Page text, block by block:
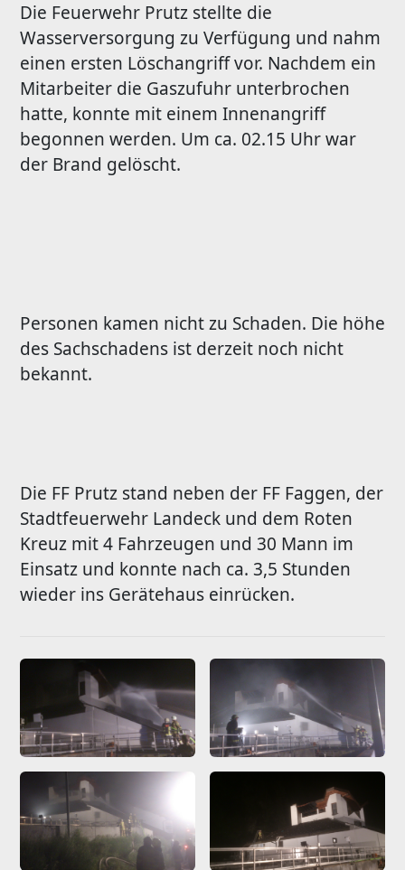
Die Feuerwehr Prutz stellte die
Wasserversorgung zu Verfügung und nahm
einen ersten Löschangriff vor. Nachdem ein
Mitarbeiter die Gaszufuhr unterbrochen
hatte, konnte mit einem Innenangriff
begonnen werden. Um ca. 02.15 Uhr war
der Brand gelöscht.
Personen kamen nicht zu Schaden. Die höhe
des Sachschadens ist derzeit noch nicht
bekannt.
Die FF Prutz stand neben der FF Faggen, der
Stadtfeuerwehr Landeck und dem Roten
Kreuz mit 4 Fahrzeugen und 30 Mann im
Einsatz und konnte nach ca. 3,5 Stunden
wieder ins Gerätehaus einrücken.